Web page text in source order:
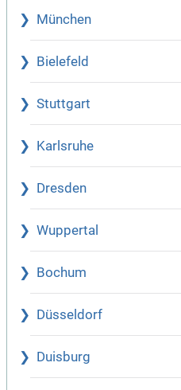
München
Bielefeld
Stuttgart
Karlsruhe
Dresden
Wuppertal
Bochum
Düsseldorf
Duisburg